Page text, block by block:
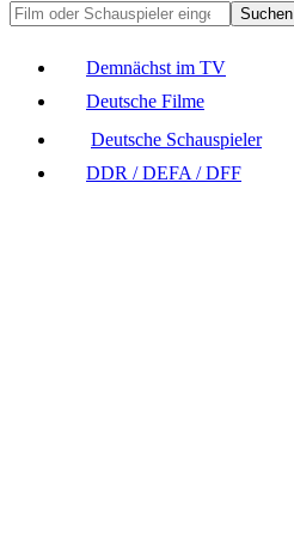
Suchen
Demnächst im TV
Deutsche Filme
Deutsche Schauspieler
DDR / DEFA / DFF